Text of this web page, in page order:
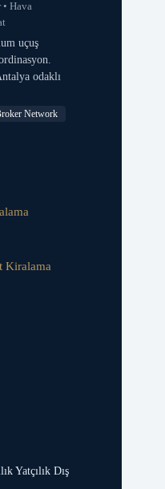
Hava
uçuş
odaklı
Network
Kiralama
Yatçılık Dış